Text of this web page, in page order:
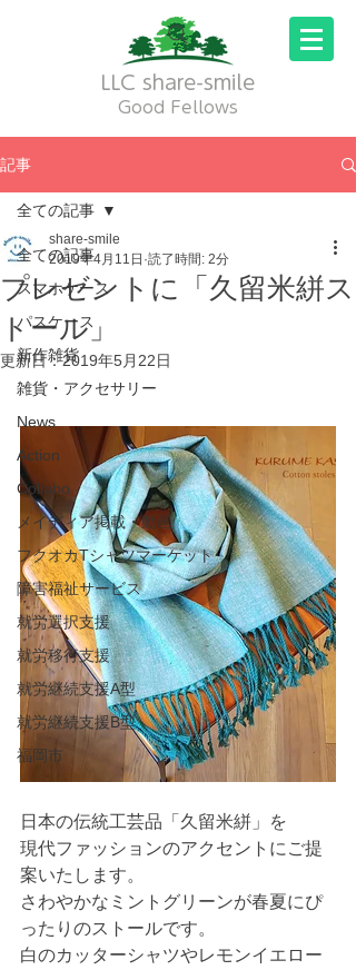
LLC share-smile
Good Fellows
記事
全ての記事
スマホケース
パスケース
新作雑貨
雑貨・アクセサリー
News
Action
Collabo
メイディア掲載・動画
フクオカTシャツマーケット
障害福祉サービス
就労選択支援
就労移行支援
就労継続支援A型
就労継続支援B型
福岡市
全ての記事
プレゼントに「久留米絣ス
トール」
share-smile
2019年4月11日 読了時間: 2分
更新日：2019年5月22日
日本の伝統工芸品「久留米絣」を
現代ファッションのアクセントにご提
案いたします。
さわやかなミントグリーンが春夏にぴ
ったりのストールです。
白のカッターシャツやレモンイエロー